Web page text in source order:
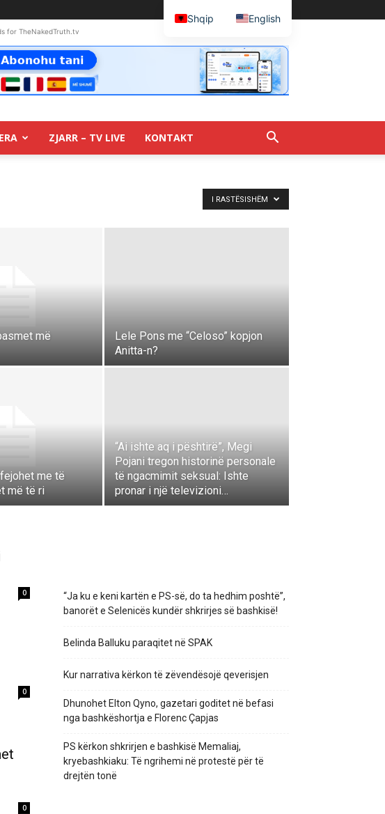
for TheNakedTruth.tv
ZJARR – TV LIVE KONTAKT
I RASTËSISHËM
më
Lele Pons me “Celoso” kopjon
Anitta-n?
me të
më të ri
“Ai ishte aq i pështirë”, Megi
Pojani tregon historinë personale
të ngacmimit seksual: Ishte
pronar i një televizioni…
0
0
0
“Ja ku e keni kartën e PS-së, do ta hedhim poshtë”,
banorët e Selenicës kundër shkrirjes së bashkisë!
Belinda Balluku paraqitet në SPAK
Kur narrativa kërkon të zëvendësojë qeverisjen
Dhunohet Elton Qyno, gazetari goditet në befasi
nga bashkëshortja e Florenc Çapjas
PS kërkon shkrirjen e bashkisë Memaliaj,
kryebashkiaku: Të ngrihemi në protestë për të
drejtën tonë
Shqip English